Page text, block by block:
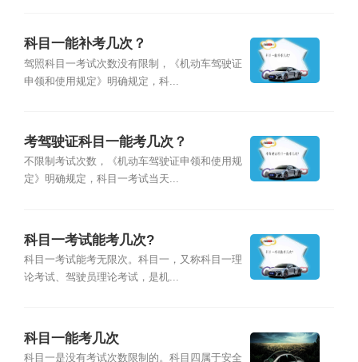
科目一能补考几次？
驾照科目一考试次数没有限制，《机动车驾驶证
申领和使用规定》明确规定，科...
考驾驶证科目一能考几次？
不限制考试次数，《机动车驾驶证申领和使用规
定》明确规定，科目一考试当天...
科目一考试能考几次?
科目一考试能考无限次。科目一，又称科目一理
论考试、驾驶员理论考试，是机...
科目一能考几次
科目一是没有考试次数限制的。科目四属于安全